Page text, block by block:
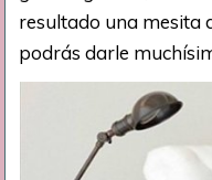
resultado una mesita
podrás darle